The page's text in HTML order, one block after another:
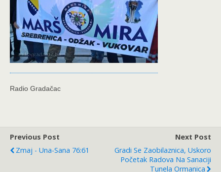
Radio Gradačac
Previous Post
Zmaj - Una-Sana 76:61
Next Post
Gradi Se Zaobilaznica, Uskoro
Početak Radova Na Sanaciji
Tunela Ormanica